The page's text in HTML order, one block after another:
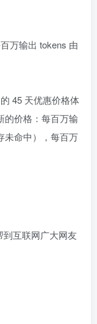
万输出 tokens 由
45 天优惠价格体
的价格：每百万输
未命中），每百万
互联网广大网友